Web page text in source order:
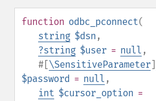
function odbc_pconnect(
string $dsn ,
?string $user = null ,
#[\SensitiveParameter]
$password = null ,
int $cursor_option =